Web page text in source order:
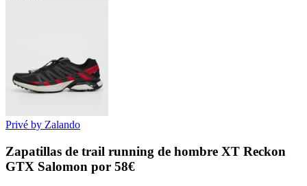
Privé by Zalando
Zapatillas de trail running de hombre XT Reckon
GTX Salomon por 58€